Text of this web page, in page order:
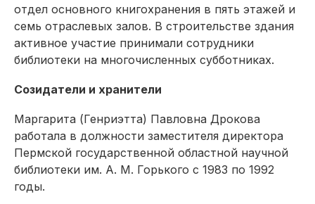
отдел основного книгохранения в пять этажей и
семь отраслевых залов. В строительстве здания
активное участие принимали сотрудники
библиотеки на многочисленных субботниках.
Созидатели и хранители
Маргарита (Генриэтта) Павловна Дрокова
работала в должности заместителя директора
Пермской государственной областной научной
библиотеки им. А. М. Горького с 1983 по 1992
годы.